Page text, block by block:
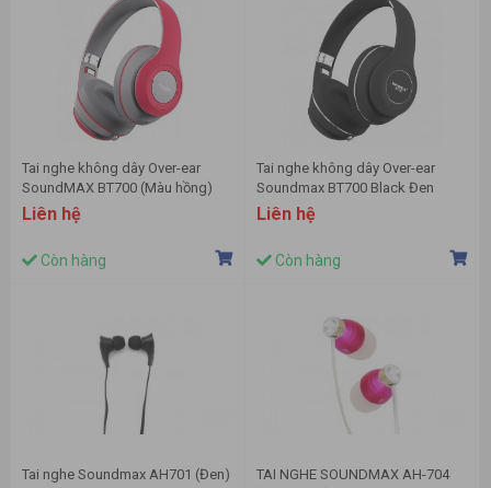
Tai nghe không dây Over-ear
SoundMAX BT700 (Màu hồng)
Liên hệ
Còn hàng
Tai nghe không dây Over-ear
Soundmax BT700 Black Đen
Liên hệ
Còn hàng
Tai nghe Soundmax AH701 (Đen)
TAI NGHE SOUNDMAX AH-704